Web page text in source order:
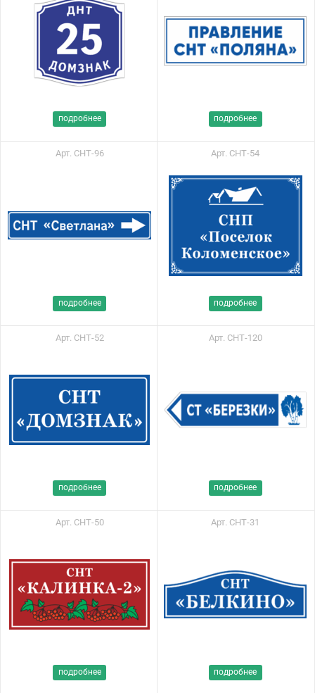
подробнее подробнее
Арт. СНТ-96
подробнее
Арт. СНТ-54
подробнее
Арт. СНТ-52
подробнее
Арт. СНТ-120
подробнее
Арт. СНТ-50
подробнее
Арт. СНТ-31
подробнее